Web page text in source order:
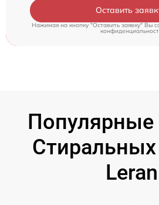
Оставить
Нажимая на кнопку "Оставить заявку" Вы
Leran